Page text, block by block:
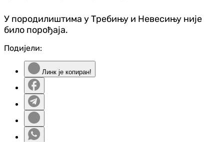
У породилиштима у Требињу и Невесињу није
било порођаја.
Подијели:
Линк је копиран!